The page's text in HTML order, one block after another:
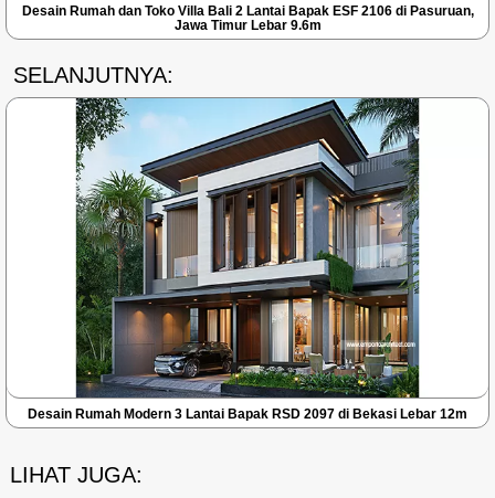
Desain Rumah dan Toko Villa Bali 2 Lantai Bapak ESF 2106 di Pasuruan,
Jawa Timur Lebar 9.6m
SELANJUTNYA:
Desain Rumah Modern 3 Lantai Bapak RSD 2097 di Bekasi Lebar 12m
LIHAT JUGA: